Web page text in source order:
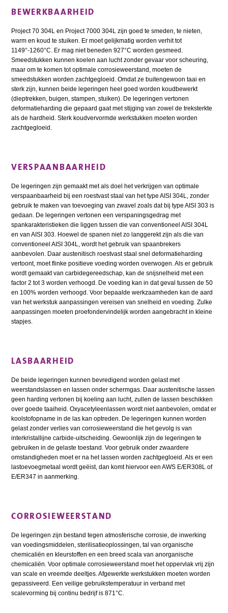
BEWERKBAARHEID
Project 70 304L en Project 7000 304L zijn goed te smeden, te nieten,
warm en koud te stuiken. Er moet gelijkmatig worden verhit tot
1149°-1260°C. Er mag niet beneden 927°C worden gesmeed.
Smeedstukken kunnen koelen aan lucht zonder gevaar voor scheuring,
maar om te komen tot optimale corrosieweerstand, moeten de
smeedstukken worden zachtgegloeid. Omdat ze buitengewoon taai en
sterk zijn, kunnen beide legeringen heel goed worden koudbewerkt
(dieptrekken, buigen, stampen, stuiken). De legeringen vertonen
deformatieharding die gepaard gaat met stijging van zowel de treksterkte
als de hardheid. Sterk koudvervormde werkstukken moeten worden
zachtgegloeid.
VERSPAANBAARHEID
De legeringen zijn gemaakt met als doel het verkrijgen van optimale
verspaanbaarheid bij een roestvast staal van het type AISI 304L, zonder
gebruik te maken van toevoeging van zwavel zoals dat bij type AISI 303 is
gedaan. De legeringen vertonen een verspaningsgedrag met
spankarakteristieken die liggen tussen die van conventioneel AISI 304L
en van AISI 303. Hoewel de spanen niet zo langgerekt zijn als die van
conventioneel AISI 304L, wordt het gebruik van spaanbrekers
aanbevolen. Daar austenitisch roestvast staal snel deformatieharding
vertoont, moet flinke positieve voeding worden overwogen. Als er gebruik
wordt gemaakt van carbidegereedschap, kan de snijsnelheid met een
factor 2 tot 3 worden verhoogd. De voeding kan in dat geval tussen de 50
en 100% worden verhoogd. Voor bepaalde werkzaamheden kan de aard
van het werkstuk aanpassingen vereisen van snelheid en voeding. Zulke
aanpassingen moeten proefondervindelijk worden aangebracht in kleine
stapjes.
LASBAARHEID
De beide legeringen kunnen bevredigend worden gelast met
weerstandslassen en lassen onder schermgas. Daar austenitische lassen
geen harding vertonen bij koeling aan lucht, zullen de lassen beschikken
over goede taaiheid. Oxyacetyleenlassen wordt niet aanbevolen, omdat er
koolstofopname in de las kan optreden. De legeringen kunnen worden
gelast zonder verlies van corrosieweerstand die het gevolg is van
interkristallijne carbide-uitscheiding. Gewoonlijk zijn de legeringen te
gebruiken in de gelaste toestand. Voor gebruik onder zwaardere
omstandigheden moet er na het lassen worden zachtgegloeid. Als er een
lastoevoegmetaal wordt geëist, dan komt hiervoor een AWS E/ER308L of
E/ER347 in aanmerking.
CORROSIEWEERSTAND
De legeringen zijn bestand tegen atmosferische corrosie, de inwerking
van voedingsmiddelen, sterilisatieoplossingen, tal van organische
chemicaliën en kleurstoffen en een breed scala van anorganische
chemicaliën. Voor optimale corrosieweerstand moet het oppervlak vrij zijn
van scale en vreemde deeltjes. Afgewerkte werkstukken moeten worden
gepassiveerd. Een veilige gebruikstemperatuur in verband met
scalevorming bij continu bedrijf is 871°C.